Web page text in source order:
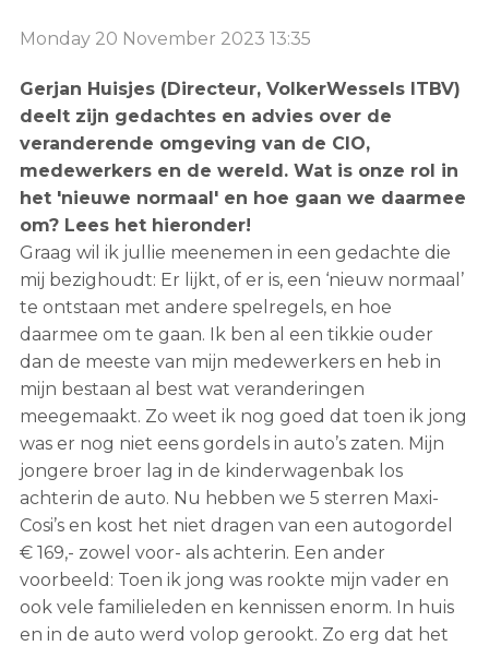
Monday 20 November 2023 13:35
Gerjan Huisjes (Directeur, VolkerWessels ITBV)
deelt zijn gedachtes en advies over de
veranderende omgeving van de CIO,
medewerkers en de wereld. Wat is onze rol in
het 'nieuwe normaal' en hoe gaan we daarmee
om? Lees het hieronder!
Graag wil ik jullie meenemen in een gedachte die
mij bezighoudt: Er lijkt, of er is, een ‘nieuw normaal’
te ontstaan met andere spelregels, en hoe
daarmee om te gaan. Ik ben al een tikkie ouder
dan de meeste van mijn medewerkers en heb in
mijn bestaan al best wat veranderingen
meegemaakt. Zo weet ik nog goed dat toen ik jong
was er nog niet eens gordels in auto’s zaten. Mijn
jongere broer lag in de kinderwagenbak los
achterin de auto. Nu hebben we 5 sterren Maxi-
Cosi’s en kost het niet dragen van een autogordel
€ 169,- zowel voor- als achterin. Een ander
voorbeeld: Toen ik jong was rookte mijn vader en
ook vele familieleden en kennissen enorm. In huis
en in de auto werd volop gerookt. Zo erg dat het
Dutch